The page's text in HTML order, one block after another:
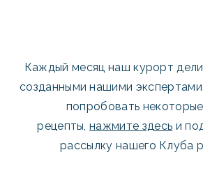
Каждый месяц наш курорт
созданными нашими
попробовать
рецепты,нажмите здесь и
рассылку нашего Клуба